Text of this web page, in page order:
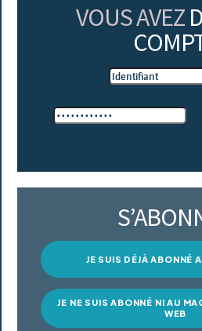
VOUS AVEZ
JE SUIS DÉJÀ ABONNÉ
JE NE SUIS ABONNÉ NI AU
WEB